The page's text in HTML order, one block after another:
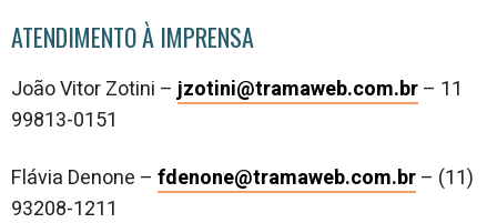
ATENDIMENTO À IMPRENSA
João Vitor Zotini – jzotini@tramaweb.com.br– 11
99813-0151
Flávia Denone – fdenone@tramaweb.com.br– (11)
93208-1211